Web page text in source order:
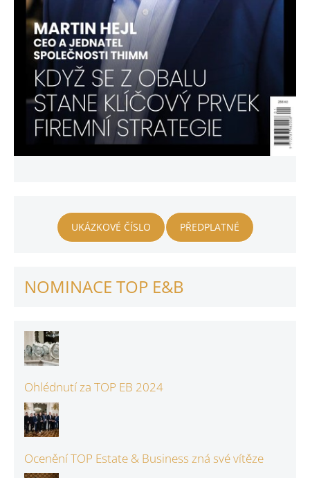
UKÁZKOVÉ ČÍSLO PŘEDPLATNÉ
NOMINACE TOP E&B
Ohlédnutí za TOP EB 2024
Ocenění TOP Estate & Business zná své vítěze